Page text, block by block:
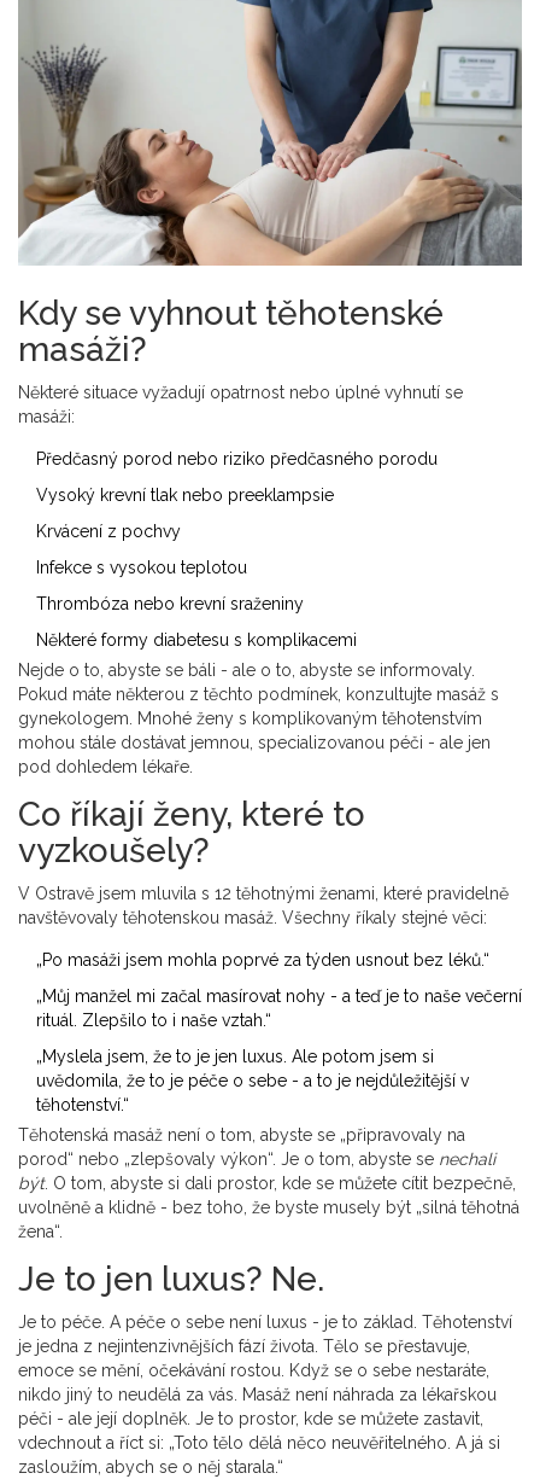
Kdy se vyhnout těhotenské
masáži?
Některé situace vyžadují opatrnost nebo úplné vyhnutí se
masáži:
Předčasný porod nebo riziko předčasného porodu
Vysoký krevní tlak nebo preeklampsie
Krvácení z pochvy
Infekce s vysokou teplotou
Thrombóza nebo krevní sraženiny
Některé formy diabetesu s komplikacemi
Nejde o to, abyste se báli - ale o to, abyste se informovaly.
Pokud máte některou z těchto podmínek, konzultujte masáž s
gynekologem. Mnohé ženy s komplikovaným těhotenstvím
mohou stále dostávat jemnou, specializovanou péči - ale jen
pod dohledem lékaře.
Co říkají ženy, které to
vyzkoušely?
V Ostravě jsem mluvila s 12 těhotnými ženami, které pravidelně
navštěvovaly těhotenskou masáž. Všechny říkaly stejné věci:
„Po masáži jsem mohla poprvé za týden usnout bez léků.“
„Můj manžel mi začal masírovat nohy - a teď je to naše večerní
rituál. Zlepšilo to i naše vztah.“
„Myslela jsem, že to je jen luxus. Ale potom jsem si
uvědomila, že to je péče o sebe - a to je nejdůležitější v
těhotenství.“
Těhotenská masáž není o tom, abyste se „připravovaly na
porod“ nebo „zlepšovaly výkon“. Je o tom, abyste se nechali
být. O tom, abyste si dali prostor, kde se můžete cítit bezpečně,
uvolněně a klidně - bez toho, že byste musely být „silná těhotná
žena“.
Je to jen luxus? Ne.
Je to péče. A péče o sebe není luxus - je to základ. Těhotenství
je jedna z nejintenzivnějších fází života. Tělo se přestavuje,
emoce se mění, očekávání rostou. Když se o sebe nestaráte,
nikdo jiný to neudělá za vás. Masáž není náhrada za lékařskou
péči - ale její doplněk. Je to prostor, kde se můžete zastavit,
vdechnout a říct si: „Toto tělo dělá něco neuvěřitelného. A já si
zasloužím, abych se o něj starala.“